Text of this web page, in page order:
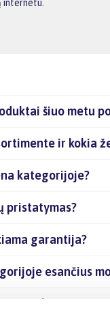
internetu.
šiuo metu
ir kokia
kategorijoje?
pristatymas?
garantija?
esančius
prekes